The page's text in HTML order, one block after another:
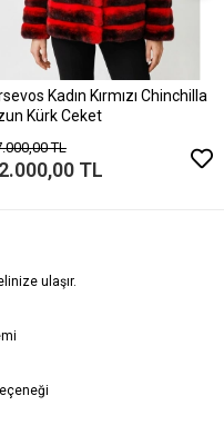
Kadın Kırmızı Chinchilla
Kürk Ceket
TL
TL
ulaşır.